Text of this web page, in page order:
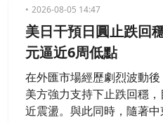
2026-08-05 14:47
美日干預日圓止跌
元逼近6周低點
在外匯市場經歷劇烈波動
美方強力支持下止跌回穩
近震盪。與此同時，隨著